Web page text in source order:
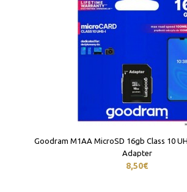
Goodram M1AA MicroSD 16gb Class 10
Adapter
8,50€